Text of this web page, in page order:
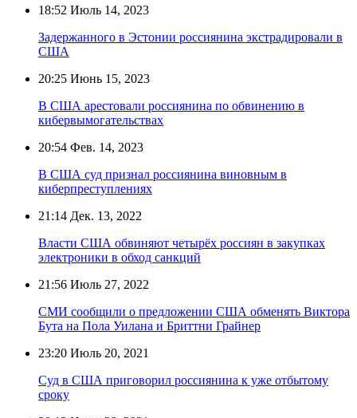
18:52 Июль 14, 2023
Задержанного в Эстонии россиянина экстрадировали в
США
20:25 Июнь 15, 2023
В США арестовали россиянина по обвинению в
кибервымогательствах
20:54 Фев. 14, 2023
В США суд признал россиянина виновным в
киберпреступлениях
21:14 Дек. 13, 2022
Власти США обвиняют четырёх россиян в закупках
электроники в обход санкций
21:56 Июль 27, 2022
СМИ сообщили о предложении США обменять Виктора
Бута на Пола Уилана и Бриттни Грайнер
23:20 Июль 20, 2021
Суд в США приговорил россиянина к уже отбытому
сроку